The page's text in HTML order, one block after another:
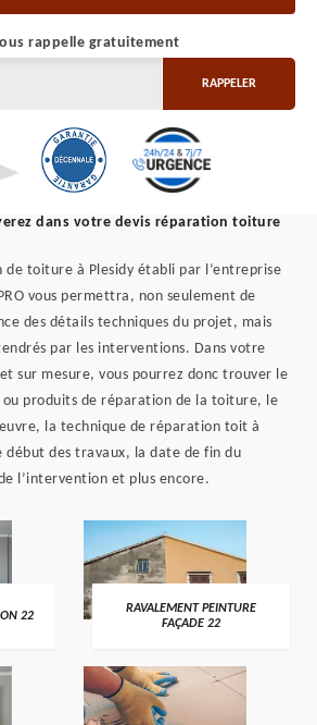
rappelle gratuitement
dans votre devis réparation toiture
de toiture à Plesidy établi par l’entreprise
vous permettra, non seulement de
des détails techniques du projet, mais
par les interventions. Dans votre
sur mesure, vous pourrez donc trouver le
ou produits de réparation de la toiture, le
la technique de réparation toit à
début des travaux, la date de fin du
l’intervention et plus encore.
22
RAVALEMENT PEINTURE
FAÇADE 22